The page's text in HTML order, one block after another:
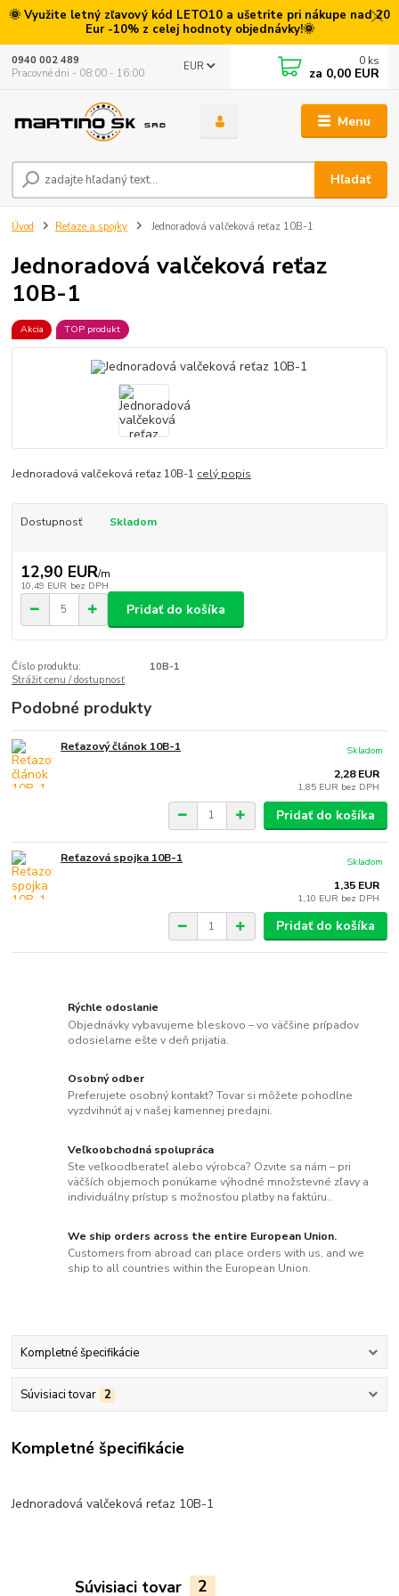
🌞 Využite letný zľavový kód LETO10 a ušetrite pri nákupe nad 20
Eur -10% z celej hodnoty objednávky!🌞
Menu
EUR
Hľadať
0940 002 489
Pracovné dni - 08:00 - 16:00
0 ks
za 0,00 EUR
Úvod Reťaze a spojky Jednoradová valčeková reťaz 10B-1
Jednoradová valčeková reťaz
10B-1
Akcia TOP produkt
Jednoradová valčeková reťaz 10B-1 celý popis
Dostupnosť Skladom
12,90 EUR/m
10,49 EUR bez DPH
Pridať do košíka
Číslo produktu:
10B-1
Strážiť cenu / dostupnosť
Podobné produkty
Reťazový článok 10B-1
2,28 EUR
1,85 EUR bez DPH
Skladom
Pridať do košíka
Reťazová spojka 10B-1
1,35 EUR
1,10 EUR bez DPH
Skladom
Pridať do košíka
Rýchle odoslanie
Objednávky vybavujeme bleskovo – vo väčšine prípadov
odosielame ešte v deň prijatia.
Osobný odber
Preferujete osobný kontakt? Tovar si môžete pohodlne
vyzdvihnúť aj v našej kamennej predajni.
Veľkoobchodná spolupráca
Ste veľkoodberateľ alebo výrobca? Ozvite sa nám – pri
väčších objemoch ponúkame výhodné množstevné zľavy a
individuálny prístup s možnosťou platby na faktúru..
We ship orders across the entire European Union.
Customers from abroad can place orders with us, and we
ship to all countries within the European Union.
Kompletné špecifikácie
Súvisiaci tovar 2
Kompletné špecifikácie
Jednoradová valčeková reťaz 10B-1
Súvisiaci tovar 2